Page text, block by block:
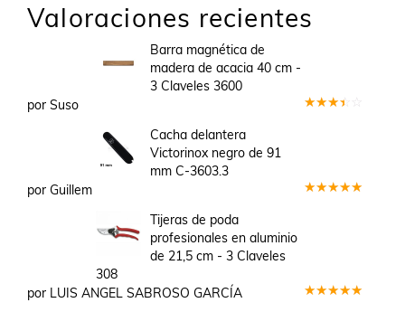
Valoraciones recientes
Barra magnética de
madera de acacia 40 cm -
3 Claveles 3600
por Suso
Cacha delantera
Victorinox negro de 91
mm C-3603.3
por Guillem
Tijeras de poda
profesionales en aluminio
de 21,5 cm - 3 Claveles
308
por LUIS ANGEL SABROSO GARCÍA